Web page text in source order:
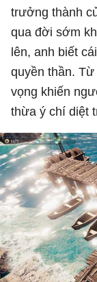
trưởng thành
qua đời sớm
lên, anh biết
quyền thần.
vọng khiến
thừa ý chí diệt